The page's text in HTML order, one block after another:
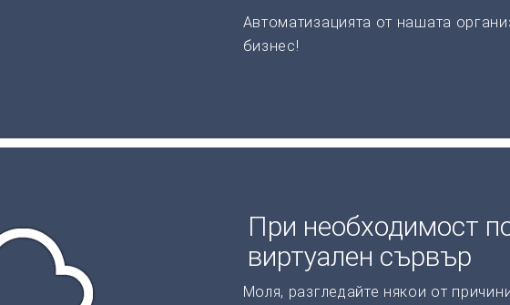
Автоматизацията от нашата
бизнес!
При необходимост
виртуален сървър
Моля, разгледайте някои от